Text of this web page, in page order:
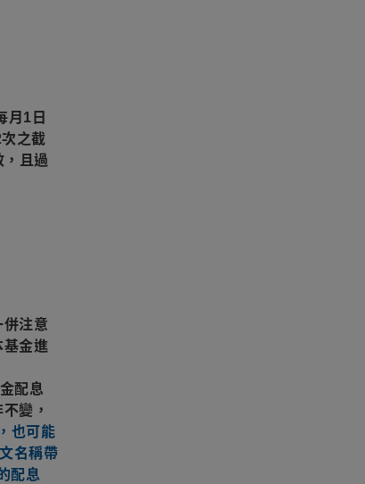
月1日
之截
，且過
注意
基金進
配息
變，
也可能
名稱帶
配息